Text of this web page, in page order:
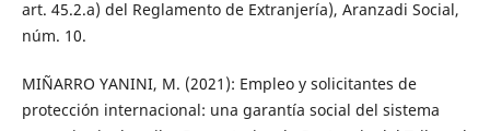
art. 45.2.a) del Reglamento de Extranjería), Aranzadi Social,
núm. 10.
MIÑARRO YANINI, M. (2021): Empleo y solicitantes de
protección internacional: una garantía social del sistema